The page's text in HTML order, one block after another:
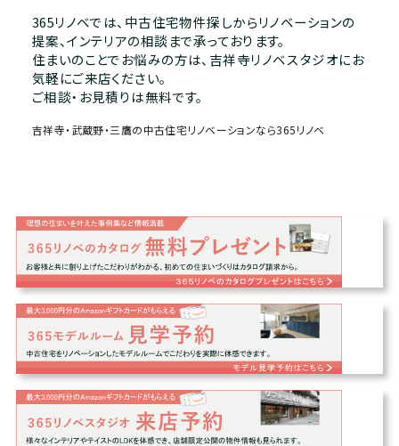
365リノベでは、中古住宅物件探しからリノベーションの
提案、インテリアの相談まで承っております。
住まいのことでお悩みの方は、吉祥寺リノベスタジオにお
気軽にご来店ください。
ご相談・お見積りは無料です。
吉祥寺・武蔵野・三鷹の中古住宅リノベーションなら365リノベ